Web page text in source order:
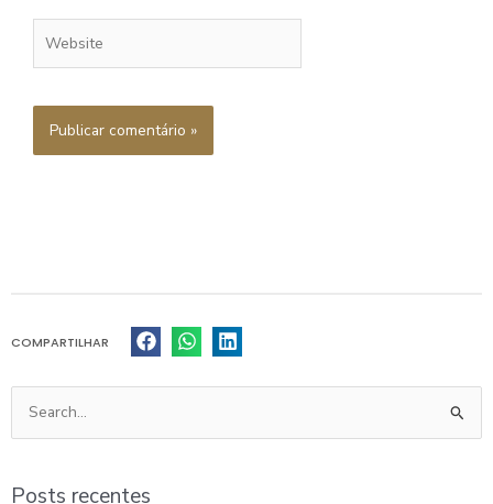
COMPARTILHAR
Pesquisar
por:
Posts recentes